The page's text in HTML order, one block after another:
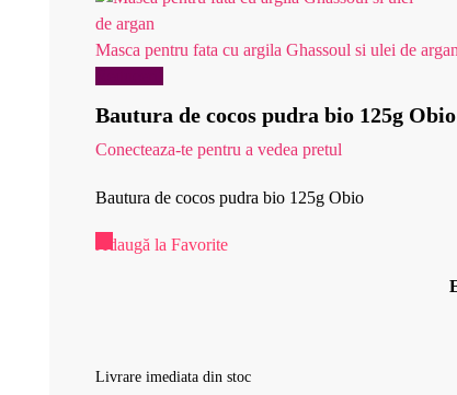
Masca pentru fata cu argila Ghassoul si ulei de
Bautura de cocos pudra bio 125g Obio
Conecteaza-te pentru a vedea pretul
Bautura de cocos pudra bio 125g Obio
Adaugă la Favorite
Livrare imediata din stoc